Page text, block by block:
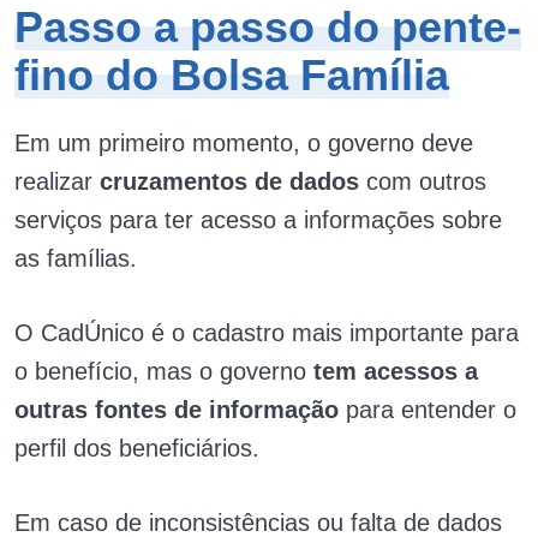
Passo a passo do pente-
fino do Bolsa Família
Em um primeiro momento, o governo deve
realizar cruzamentos de dados com outros
serviços para ter acesso a informações sobre
as famílias.
O CadÚnico é o cadastro mais importante para
o benefício, mas o governo tem acessos a
outras fontes de informação para entender o
perfil dos beneficiários.
Em caso de inconsistências ou falta de dados